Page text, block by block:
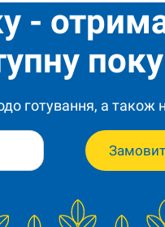
-
готування, а також